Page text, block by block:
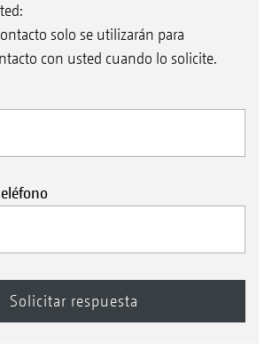
solo se utilizarán para
con usted cuando lo solicite.